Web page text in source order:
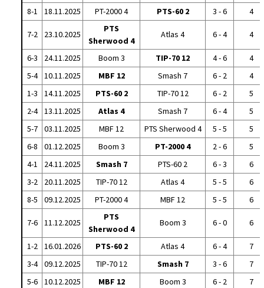
8-1
18.11.2025 PT-2000 4 PTS-60 2 3 - 6 4
7-2 23.10.2025
PTS
Sherwood 4
Atlas 4 6 - 4 4
6-3 24.11.2025 Boom 3 TIP-70 12 4 - 6
4
5-4
10.11.2025 MBF 12 Smash 7 6 - 2
4
1-3
14.11.2025 PTS-60 2 TIP-70 12 6 - 2
5
2-4
13.11.2025 Atlas 4 Smash 7 6 - 4
5
5-7
03.11.2025 MBF 12 PTS Sherwood 4 5 - 5
5
6-8
01.12.2025 Boom 3 PT-2000 4 2 - 6
5
4-1
24.11.2025 Smash 7 PTS-60 2 6 - 3
6
3-2
20.11.2025 TIP-70 12 Atlas 4 5 - 5
6
8-5
09.12.2025 PT-2000 4 MBF 12 5 - 5 6
7-6 11.12.2025
PTS
Sherwood 4
Boom 3 6 - 0 6
1-2 16.01.2026 PTS-60 2 Atlas 4 6 - 4
7
3-4
09.12.2025 TIP-70 12 Smash 7 3 - 6
7
5-6
10.12.2025 MBF 12 Boom 3 6 - 2 7